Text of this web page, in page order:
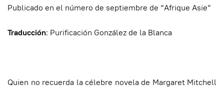
Publicado en el número de septiembre de “Afrique Asie”
Traducción: Purificación González de la Blanca
Quien no recuerda la célebre novela de Margaret Mitchell